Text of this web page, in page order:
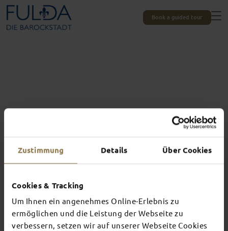
Zustimmung Details Über Cookies
Cookies & Tracking
Um Ihnen ein angenehmes Online-Erlebnis zu
ermöglichen und die Leistung der Webseite zu
verbessern, setzen wir auf unserer Webseite Cookies
Book a guided tour
Experiences unique to Fulda
TOP EVENTS